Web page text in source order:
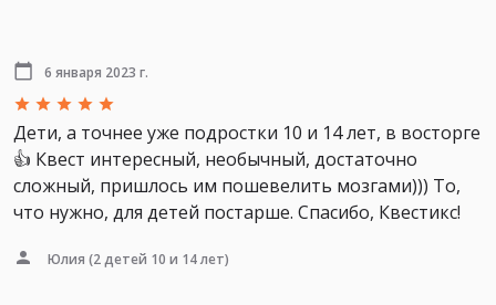
6 января 2023 г.
Дети, а точнее уже подростки 10 и 14 лет, в восторге
👍 Квест интересный, необычный, достаточно
сложный, пришлось им пошевелить мозгами))) То,
что нужно, для детей постарше. Спасибо, Квестикс!
Юлия (2 детей 10 и 14 лет)